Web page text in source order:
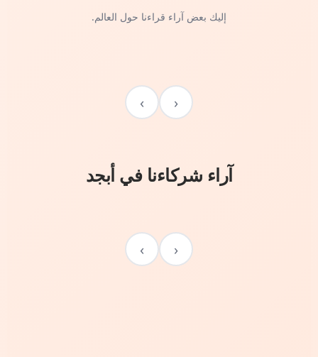
إليك بعض آراء قراءنا حول العالم.
‹
›
آراء شركاءنا في أبجد
‹
›